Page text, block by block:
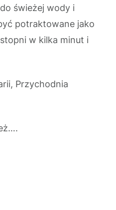
świeżej wody i
potraktowane jako
w kilka minut i
Przychodnia